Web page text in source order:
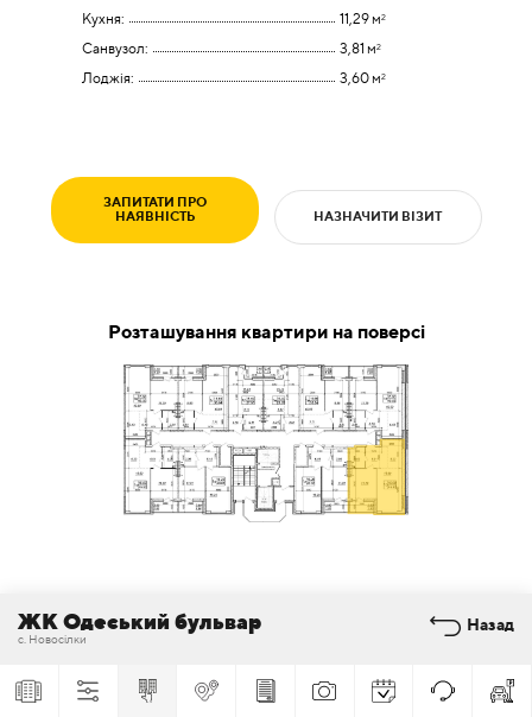
Кухня: 11,29 м2
Санвузол: 3,81 м2
Лоджія: 3,60 м2
Розташування квартири на поверсі
ЗАПИТАТИ ПРО
НАЯВНІСТЬ
НАЗНАЧИТИ ВІЗИТ
ЖК Одеський бульвар
с. Новосілки
Назад